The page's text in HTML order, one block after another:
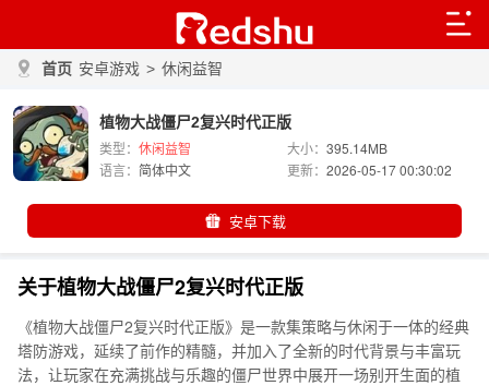
首页 安卓游戏 > 休闲益智
植物大战僵尸2复兴时代正版
类型： 休闲益智 大小：395.14MB
语言： 简体中文 更新：2026-05-17 00:30:02
安卓下载
关于植物大战僵尸2复兴时代正版
《植物大战僵尸2复兴时代正版》是一款集策略与休闲于一体的经典
塔防游戏，延续了前作的精髓，并加入了全新的时代背景与丰富玩
法，让玩家在充满挑战与乐趣的僵尸世界中展开一场别开生面的植